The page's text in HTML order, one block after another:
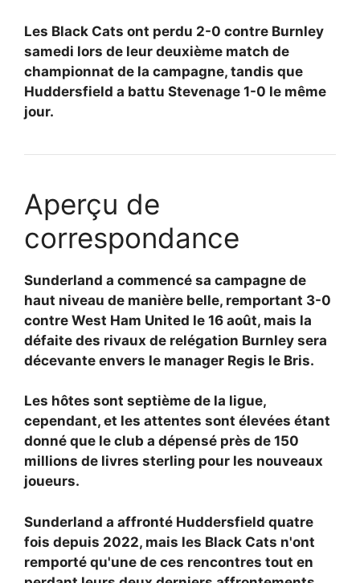
Les Black Cats ont perdu 2-0 contre Burnley
samedi lors de leur deuxième match de
championnat de la campagne, tandis que
Huddersfield a battu Stevenage 1-0 le même
jour.
Aperçu de
correspondance
Sunderland a commencé sa campagne de
haut niveau de manière belle, remportant 3-0
contre West Ham United le 16 août, mais la
défaite des rivaux de relégation Burnley sera
décevante envers le manager Regis le Bris.
Les hôtes sont septième de la ligue,
cependant, et les attentes sont élevées étant
donné que le club a dépensé près de 150
millions de livres sterling pour les nouveaux
joueurs.
Sunderland a affronté Huddersfield quatre
fois depuis 2022, mais les Black Cats n'ont
remporté qu'une de ces rencontres tout en